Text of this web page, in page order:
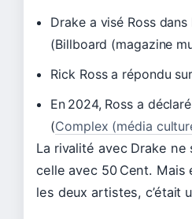
Drake a visé Ross
(Billboard (magazine
Rick Ross a répondu
En 2024, Ross a
(Complex (média
La rivalité avec Drake
celle avec 50 Cent. Mais
les deux artistes, c’était